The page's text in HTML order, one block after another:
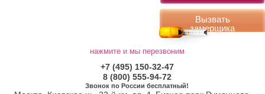
Вызвать
замерщика
нажмите и мы перезвоним
+7 (495) 150-32-47
8 (800) 555-94-72
Звонок по России бесплатный!